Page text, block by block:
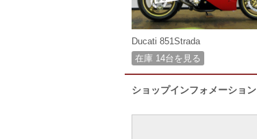
Ducati 851Strada
在庫 14台を見る
ショップインフォメーション